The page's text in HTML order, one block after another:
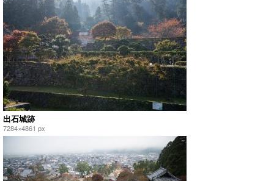
出石城跡
7284×4861 px